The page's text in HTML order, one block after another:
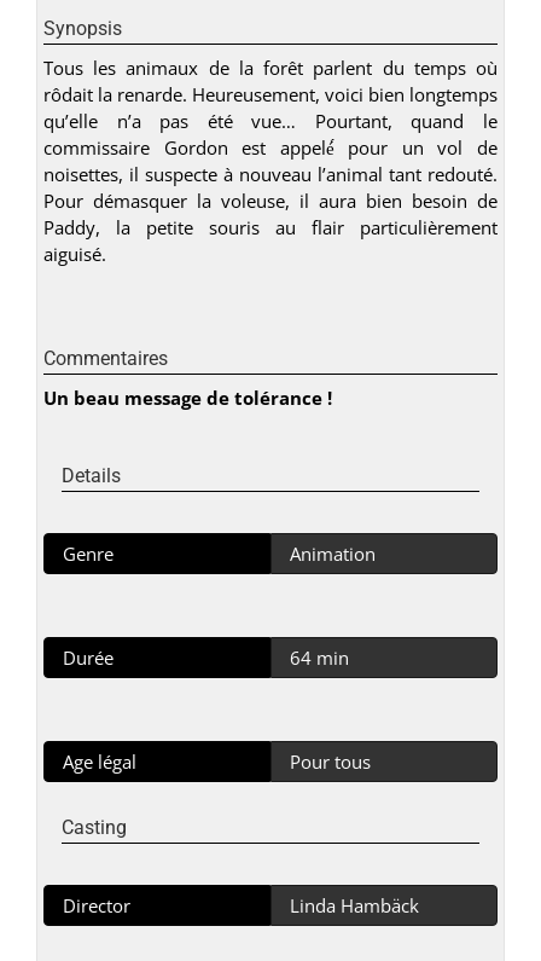
Synopsis
Tous les animaux de la forêt parlent du temps où
rôdait la renarde. Heureusement, voici bien longtemps
qu’elle n’a pas été vue… Pourtant, quand le
commissaire Gordon est appelé́ pour un vol de
noisettes, il suspecte à nouveau l’animal tant redouté.
Pour démasquer la voleuse, il aura bien besoin de
Paddy, la petite souris au flair particulièrement
aiguisé.
Commentaires
Un beau message de tolérance !
Details
Genre Animation
Durée 64 min
Age légal Pour tous
Casting
Director Linda Hambäck